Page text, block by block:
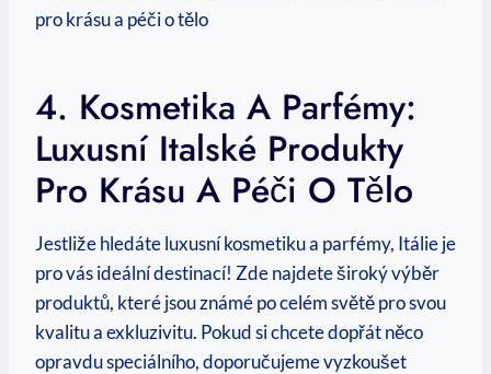
4. Kosmetika A Parfémy:
Luxusní Italské Produkty
Pro Krásu A Péči O Tělo
Jestliže hledáte luxusní kosmetiku a parfémy, Itálie je
pro vás ideální destinací! Zde najdete široký výběr
produktů, které jsou známé po celém světě pro svou
kvalitu a exkluzivitu. Pokud si chcete dopřát něco
opravdu speciálního, doporučujeme vyzkoušet